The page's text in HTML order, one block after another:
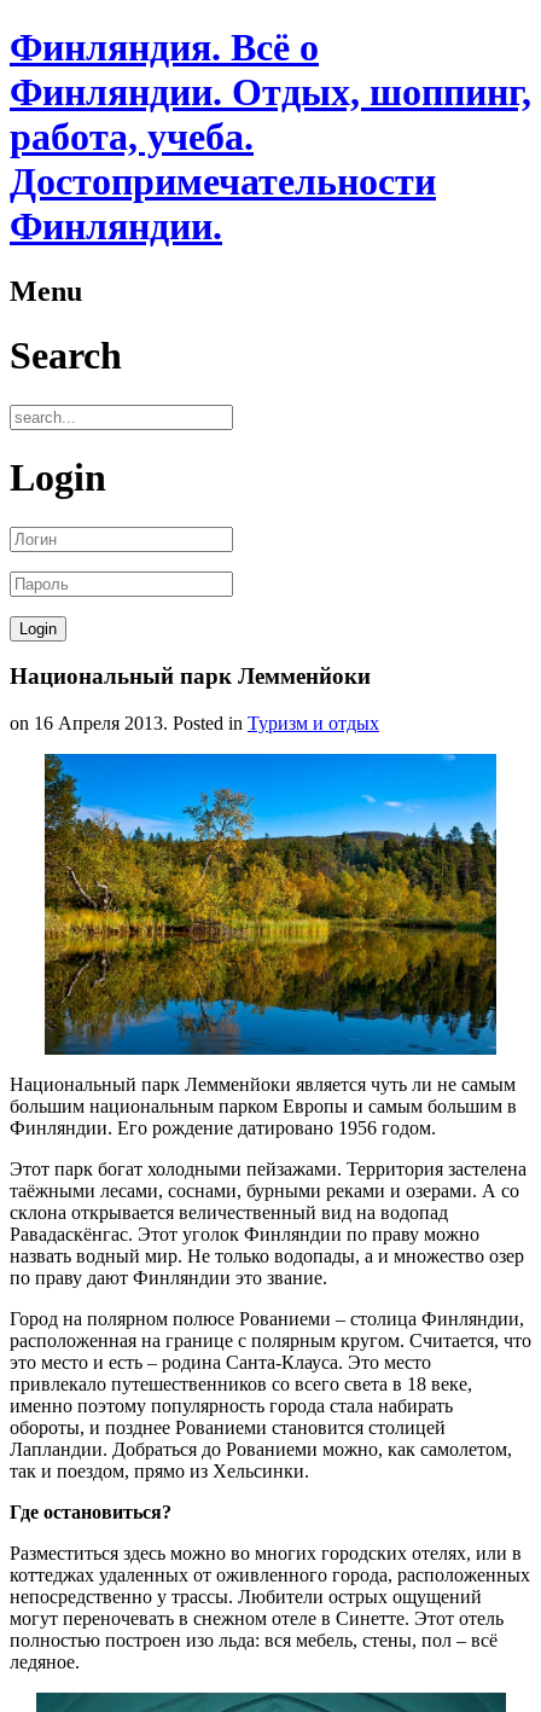
Финляндия. Всё о
Финляндии. Отдых, шоппинг,
работа, учеба.
Достопримечательности
Финляндии.
Menu
Search
Login
Национальный парк Лемменйоки
on 16 Апреля 2013. Posted in Туризм и отдых
Национальный парк Лемменйоки является чуть ли не самым
большим национальным парком Европы и самым большим в
Финляндии. Его рождение датировано 1956 годом.
Этот парк богат холодными пейзажами. Территория застелена
таёжными лесами, соснами, бурными реками и озерами. А со
склона открывается величественный вид на водопад
Равадаскёнгас. Этот уголок Финляндии по праву можно
назвать водный мир. Не только водопады, а и множество озер
по праву дают Финляндии это звание.
Город на полярном полюсе Рованиеми – столица Финляндии,
расположенная на границе с полярным кругом. Считается, что
это место и есть – родина Санта-Клауса. Это место
привлекало путешественников со всего света в 18 веке,
именно поэтому популярность города стала набирать
обороты, и позднее Рованиеми становится столицей
Лапландии. Добраться до Рованиеми можно, как самолетом,
так и поездом, прямо из Хельсинки.
Где остановиться?
Разместиться здесь можно во многих городских отелях, или в
коттеджах удаленных от оживленного города, расположенных
непосредственно у трассы. Любители острых ощущений
могут переночевать в снежном отеле в Синетте. Этот отель
полностью построен изо льда: вся мебель, стены, пол – всё
ледяное.